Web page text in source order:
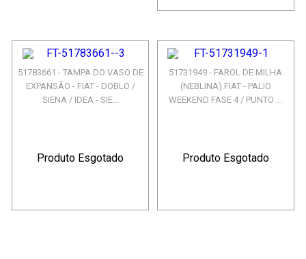
51783661 - TAMPA DO VASO DE
EXPANSÃO - FIAT - DOBLO /
SIENA / IDEA - SIE...
Produto Esgotado
51731949 - FAROL DE MILHA
(NEBLINA) FIAT - PALIO
WEEKEND FASE 4 / PUNTO ...
Produto Esgotado